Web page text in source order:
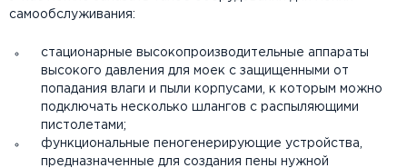
самообслуживания:
стационарные высокопроизводительные аппараты
высокого давления для моек с защищенными от
попадания влаги и пыли корпусами, к которым можно
подключать несколько шлангов с распыляющими
пистолетами;
функциональные пеногенерирующие устройства,
предназначенные для создания пены нужной